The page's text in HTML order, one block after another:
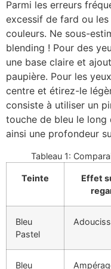
Parmi les erreurs
excessif de fard ou
couleurs. Ne sous-
blending ! Pour des
une base claire et
paupière. Pour les
centre et étirez-le
consiste à utiliser un
touche de bleu le
ainsi une profondeur
Tableau 1:
Teinte
Effet
Bleu
Pastel
Bleu